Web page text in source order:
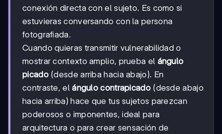
conexión directa con el sujeto. Es como si
estuvieras conversando con la persona
fotografiada.
Cuando quieras transmitir vulnerabilidad o
mostrar contexto amplio, prueba el ángulo
picado(desde arriba hacia abajo). En
contraste, elángulo contrapicado(desde abajo
hacia arriba) hace que tus sujetos parezcan
poderosos o imponentes, ideal para
arquitectura o para crear sensación de